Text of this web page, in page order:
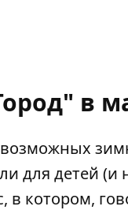
в
для детей
котором,